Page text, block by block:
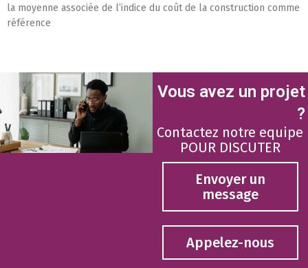
la moyenne associée de l’indice du coût de la construction comme
référence
Vous avez un projet
?
Contactez notre equipe
POUR DISCUTER
Envoyer un
message
Appelez-nous